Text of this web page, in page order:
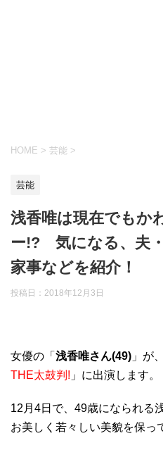
HOME > 芸能 >
芸能
浅香唯は現在でもか
ー!? 気になる、夫
家事などを紹介！
投稿日： 2018年12月3日
女優の「 浅香唯さん(49) 」が
THE太鼓判! 」に出演します。
12月4日で、49歳になられる
お美しく若々しい美貌を保っ